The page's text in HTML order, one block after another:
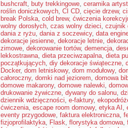
bushcraft, buty trekkingowe, ceramika
roślin doniczkowych, CI CD, cięcie drzew,
break Polska, cold brew, ćwiczenia
wolny dorosłych, czas wolny dzieci, czujnik
dania z ryżu, dania z soczewicy, data
dekoracje jesienne, dekoracje letnie,
zimowe, dekorowanie tortów, demencja,
lekkostrawna, dieta przeciwzapalna, dieta
początkujących, diy dekoracje świąteczne,
Docker, dom letniskowy, dom modułowy,
całoroczny, domki nad jeziorem, domowa
domowe makarony, domowe nalewki,
drukowanie żywiczne, dywany do salonu,
dziennik wdzięczności, e-faktury,
ćwiczenia, escape room domowy, etyka AI ,
eventy przygodowe, faktura elektroniczna,
fizjoprofilaktyka, Flask, florystyka domowa,